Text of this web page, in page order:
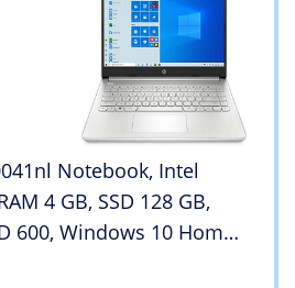
Notebook, Intel
4 GB, SSD 128 GB,
600, Windows 10 Home
Webcam,